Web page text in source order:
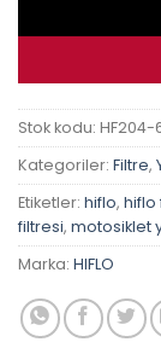
Stok kodu: HF204-
Kategoriler: Filtre,
Etiketler: hiflo, hiflo
filtresi, motosiklet
Marka: HIFLO